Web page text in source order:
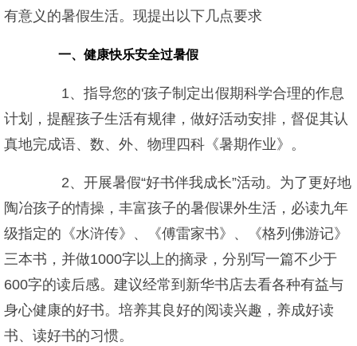
有意义的暑假生活。现提出以下几点要求
一、健康快乐安全过暑假
1、指导您的'孩子制定出假期科学合理的作息
计划，提醒孩子生活有规律，做好活动安排，督促其认
真地完成语、数、外、物理四科《暑期作业》。
2、开展暑假“好书伴我成长”活动。为了更好地
陶冶孩子的情操，丰富孩子的暑假课外生活，必读九年
级指定的《水浒传》、《傅雷家书》、《格列佛游记》
三本书，并做1000字以上的摘录，分别写一篇不少于
600字的读后感。建议经常到新华书店去看各种有益与
身心健康的好书。培养其良好的阅读兴趣，养成好读
书、读好书的习惯。